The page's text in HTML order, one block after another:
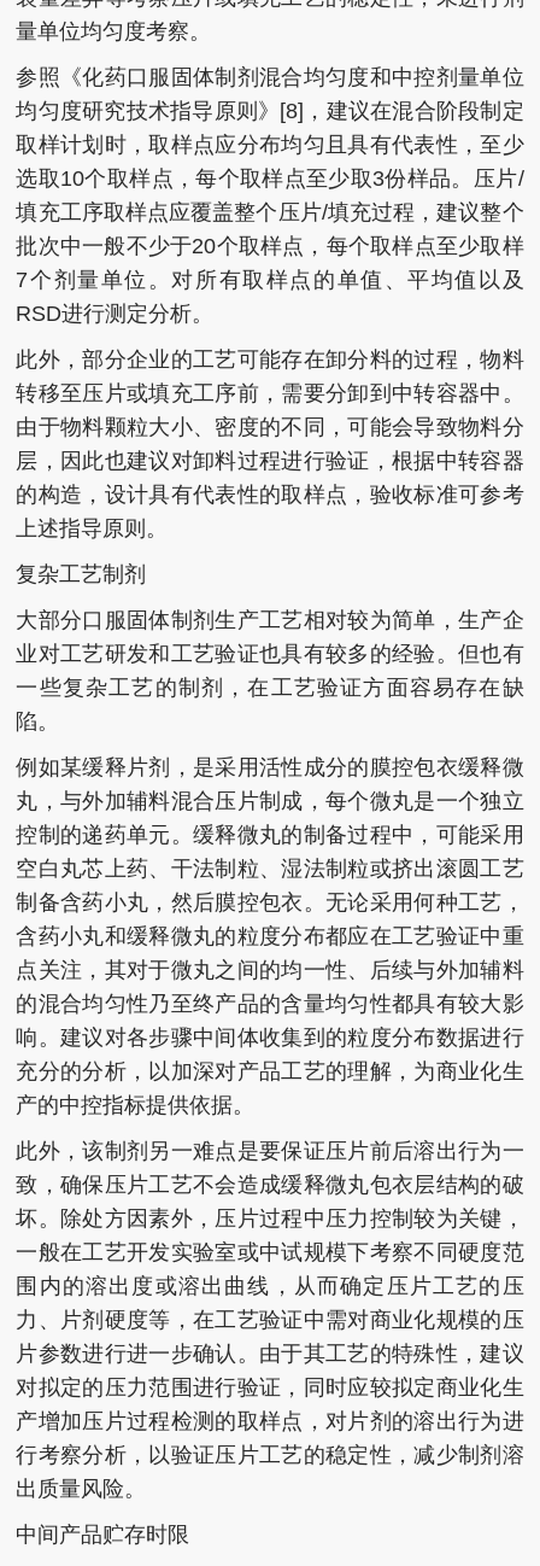
量单位均匀度考察。
参照《化药口服固体制剂混合均匀度和中控剂量单位
均匀度研究技术指导原则》[8]，建议在混合阶段制定
取样计划时，取样点应分布均匀且具有代表性，至少
选取10个取样点，每个取样点至少取3份样品。压片/
填充工序取样点应覆盖整个压片/填充过程，建议整个
批次中一般不少于20个取样点，每个取样点至少取样
7个剂量单位。对所有取样点的单值、平均值以及
RSD进行测定分析。
此外，部分企业的工艺可能存在卸分料的过程，物料
转移至压片或填充工序前，需要分卸到中转容器中。
由于物料颗粒大小、密度的不同，可能会导致物料分
层，因此也建议对卸料过程进行验证，根据中转容器
的构造，设计具有代表性的取样点，验收标准可参考
上述指导原则。
复杂工艺制剂
大部分口服固体制剂生产工艺相对较为简单，生产企
业对工艺研发和工艺验证也具有较多的经验。但也有
一些复杂工艺的制剂，在工艺验证方面容易存在缺
陷。
例如某缓释片剂，是采用活性成分的膜控包衣缓释微
丸，与外加辅料混合压片制成，每个微丸是一个独立
控制的递药单元。缓释微丸的制备过程中，可能采用
空白丸芯上药、干法制粒、湿法制粒或挤出滚圆工艺
制备含药小丸，然后膜控包衣。无论采用何种工艺，
含药小丸和缓释微丸的粒度分布都应在工艺验证中重
点关注，其对于微丸之间的均一性、后续与外加辅料
的混合均匀性乃至终产品的含量均匀性都具有较大影
响。建议对各步骤中间体收集到的粒度分布数据进行
充分的分析，以加深对产品工艺的理解，为商业化生
产的中控指标提供依据。
此外，该制剂另一难点是要保证压片前后溶出行为一
致，确保压片工艺不会造成缓释微丸包衣层结构的破
坏。除处方因素外，压片过程中压力控制较为关键，
一般在工艺开发实验室或中试规模下考察不同硬度范
围内的溶出度或溶出曲线，从而确定压片工艺的压
力、片剂硬度等，在工艺验证中需对商业化规模的压
片参数进行进一步确认。由于其工艺的特殊性，建议
对拟定的压力范围进行验证，同时应较拟定商业化生
产增加压片过程检测的取样点，对片剂的溶出行为进
行考察分析，以验证压片工艺的稳定性，减少制剂溶
出质量风险。
中间产品贮存时限